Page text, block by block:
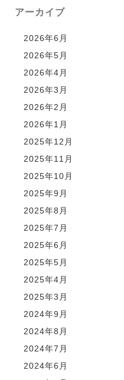
アーカイブ
2026年6月
2026年5月
2026年4月
2026年3月
2026年2月
2026年1月
2025年12月
2025年11月
2025年10月
2025年9月
2025年8月
2025年7月
2025年6月
2025年5月
2025年4月
2025年3月
2024年9月
2024年8月
2024年7月
2024年6月